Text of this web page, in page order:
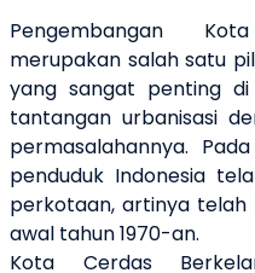
Pengembangan
merupakan salah satu
yang sangat penting di
tantangan urbanisasi
permasalahannya.
penduduk Indonesia
perkotaan, artinya
awal tahun 1970-an.
Kota Cerdas